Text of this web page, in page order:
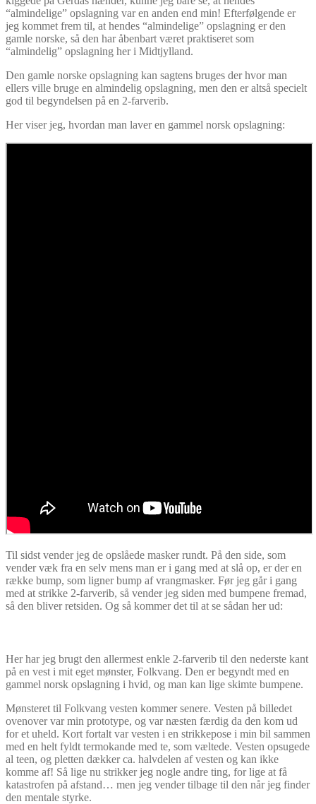
“almindelige” opslagning var en anden end min! Efterfølgende er
jeg kommet frem til, at hendes “almindelige” opslagning er den
gamle norske, så den har åbenbart været praktiseret som
“almindelig” opslagning her i Midtjylland.
Den gamle norske opslagning kan sagtens bruges der hvor man
ellers ville bruge en almindelig opslagning, men den er altså specielt
god til begyndelsen på en 2-farverib.
Her viser jeg, hvordan man laver en gammel norsk opslagning:
Til sidst vender jeg de opslåede masker rundt. På den side, som
vender væk fra en selv mens man er i gang med at slå op, er der en
række bump, som ligner bump af vrangmasker. Før jeg går i gang
med at strikke 2-farverib, så vender jeg siden med bumpene fremad,
så den bliver retsiden. Og så kommer det til at se sådan her ud:
Her har jeg brugt den allermest enkle 2-farverib til den nederste kant
på en vest i mit eget mønster, Folkvang. Den er begyndt med en
gammel norsk opslagning i hvid, og man kan lige skimte bumpene.
Mønsteret til Folkvang vesten kommer senere. Vesten på billedet
ovenover var min prototype, og var næsten færdig da den kom ud
for et uheld. Kort fortalt var vesten i en strikkepose i min bil sammen
med en helt fyldt termokande med te, som væltede. Vesten opsugede
al teen, og pletten dækker ca. halvdelen af vesten og kan ikke
komme af! Så lige nu strikker jeg nogle andre ting, for lige at få
katastrofen på afstand… men jeg vender tilbage til den når jeg finder
den mentale styrke.